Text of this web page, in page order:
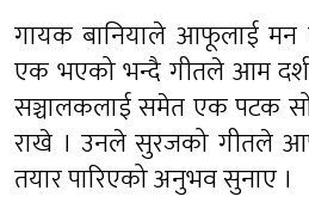
गायक बानियाले आफूलाई मन
एक भएको भन्दै गीतले आम
सञ्चालकलाई समेत एक पटक
राखे । उनले सुरजको गीतले
तयार पारिएको अनुभव सुनाए ।